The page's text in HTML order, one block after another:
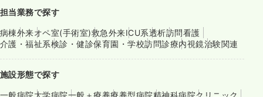
担当業務で探す
病棟外来オペ室(手術室)救急外来ICU系透析訪問看護
介護・福祉系検診・健診保育園・学校訪問診療内視鏡治験関連
施設形態で探す